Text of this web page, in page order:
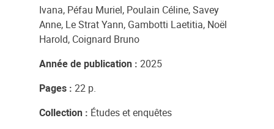
Ivana, Péfau Muriel, Poulain Céline, Savey
Anne, Le Strat Yann, Gambotti Laetitia, Noël
Harold, Coignard Bruno
Année de publication : 2025
Pages : 22 p.
Collection : Études et enquêtes